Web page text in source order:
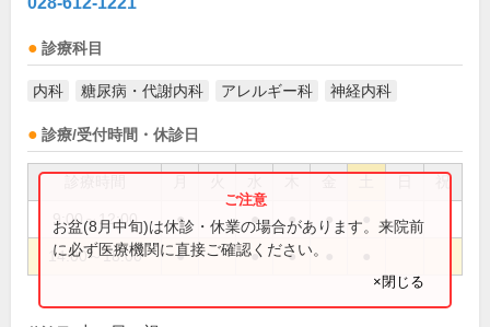
診療科目
内科 糖尿病・代謝内科 アレルギー科 神経内科
診療/受付時間・休診日
祝
9:00～12:00 ● ● ● ●
14:00～18:00 ● ● ●
お盆(8月中旬)は休診・休業の場合があります。来院前
に必ず医療機関に直接ご確認ください。
×閉じる